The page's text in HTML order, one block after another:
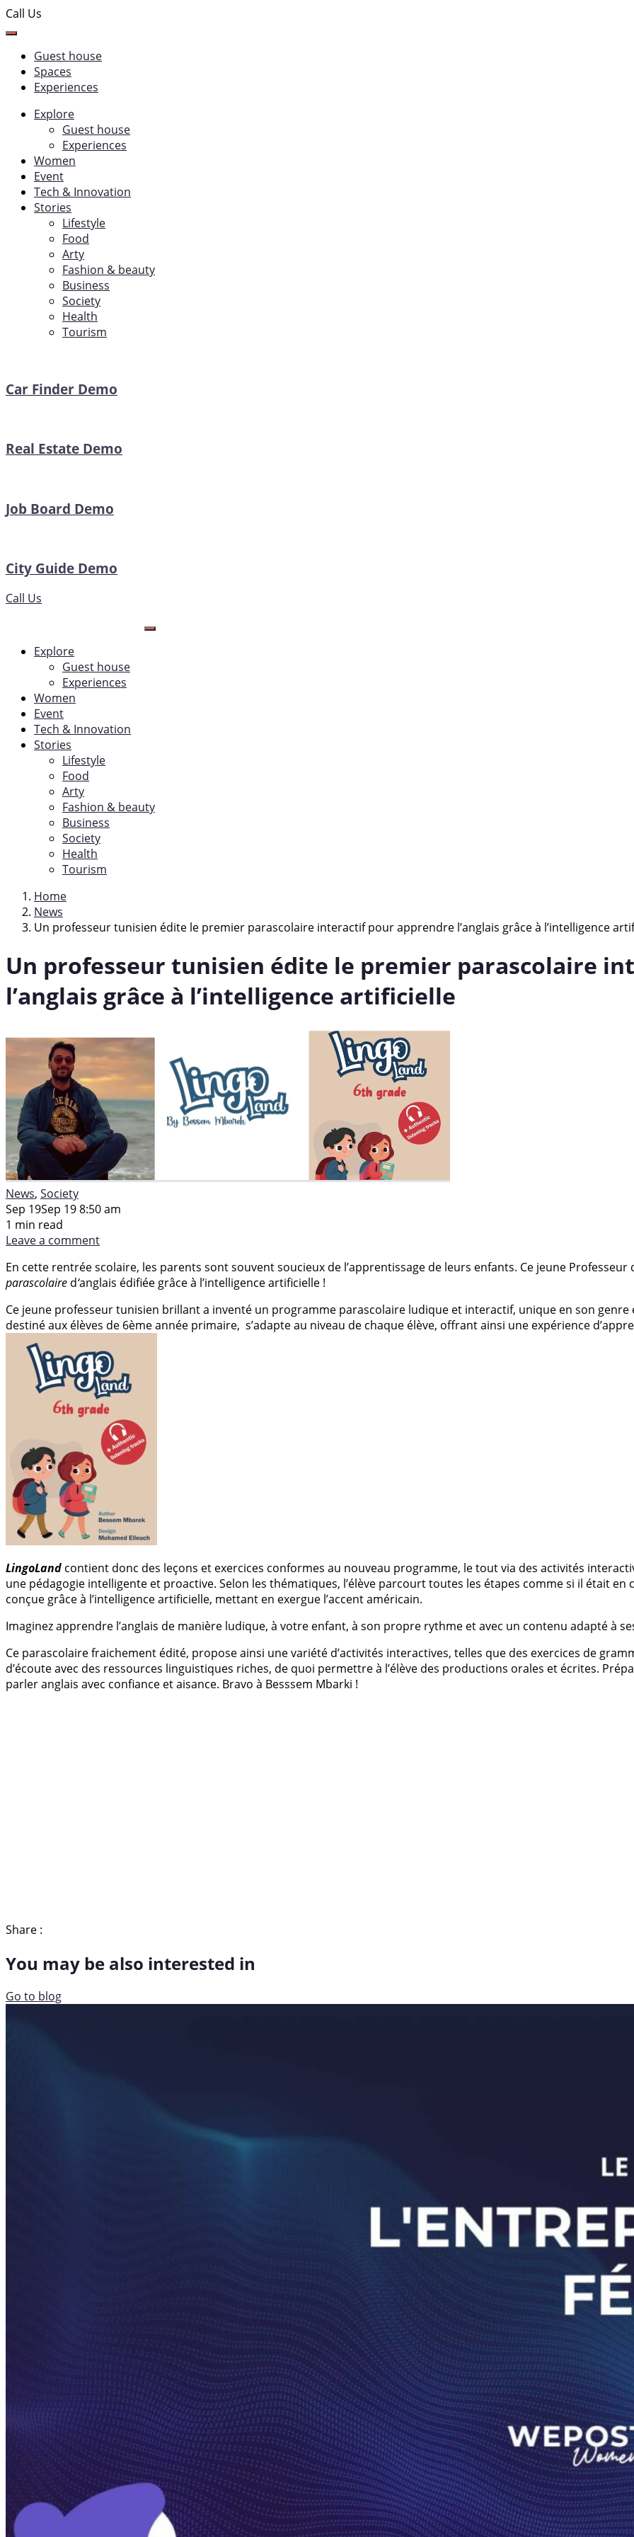
Call Us
Guest house
Spaces
Experiences
Explore
Guest house
Experiences
Women
Event
Tech & Innovation
Stories
Lifestyle
Food
Arty
Fashion & beauty
Business
Society
Health
Tourism
Car Finder Demo
Real Estate Demo
Job Board Demo
City Guide Demo
Call Us
Explore
Guest house
Experiences
Women
Event
Tech & Innovation
Stories
Lifestyle
Food
Arty
Fashion & beauty
Business
Society
Health
Tourism
Home
News
Un professeur tunisien édite le premier parascolaire interactif pour apprendre l’anglais grâce à l’intelligence
Un professeur tunisien édite le premier parascolaire
l’anglais grâce à l’intelligence artificielle
News, Society
Sep 19Sep 19 8:50 am
1 min read
Leave a comment
En cette rentrée scolaire, les parents sont souvent soucieux de l’apprentissage de leurs enfants. Ce jeune Professeur
parascolaire d‘anglais édifiée grâce à l’intelligence artificielle !
Ce jeune professeur tunisien brillant a inventé un programme parascolaire ludique et interactif, unique en son genre
destiné aux élèves de 6ème année primaire, s’adapte au niveau de chaque élève, offrant ainsi une expérience
LingoLand contient donc des leçons et exercices conformes au nouveau programme, le tout via des activités
une pédagogie intelligente et proactive. Selon les thématiques, l’élève parcourt toutes les étapes comme si il était en
conçue grâce à l’intelligence artificielle, mettant en exergue l’accent américain.
Imaginez apprendre l’anglais de manière ludique, à votre enfant, à son propre rythme et avec un contenu adapté à
Ce parascolaire fraichement édité, propose ainsi une variété d’activités interactives, telles que des exercices de
d’écoute avec des ressources linguistiques riches, de quoi permettre à l’élève des productions orales et écrites.
parler anglais avec confiance et aisance. Bravo à Besssem Mbarki !
Share :
You may be also interested in
Go to blog